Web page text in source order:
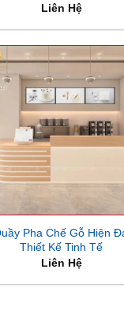
Liên Hệ
Pha Chế Gỗ Hiện
Thiết Kế Tinh Tế
Liên Hệ